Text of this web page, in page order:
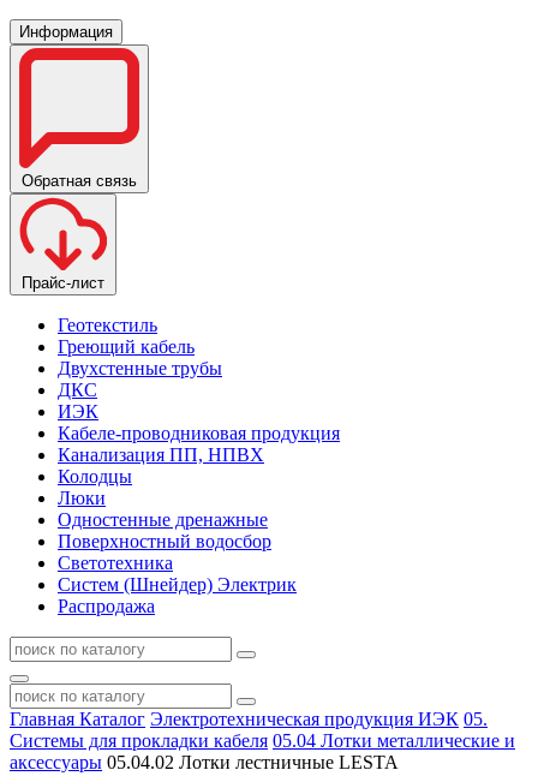
Информация
Обратная связь
Прайс-лист
Геотекстиль
Греющий кабель
Двухстенные трубы
ДКС
ИЭК
Кабеле-проводниковая продукция
Канализация ПП, НПВХ
Колодцы
Люки
Одностенные дренажные
Поверхностный водосбор
Светотехника
Систем (Шнейдер) Электрик
Распродажа
Главная Каталог Электротехническая продукция ИЭК 05.
Системы для прокладки кабеля 05.04 Лотки металлические и
аксессуары 05.04.02 Лотки лестничные LESTA